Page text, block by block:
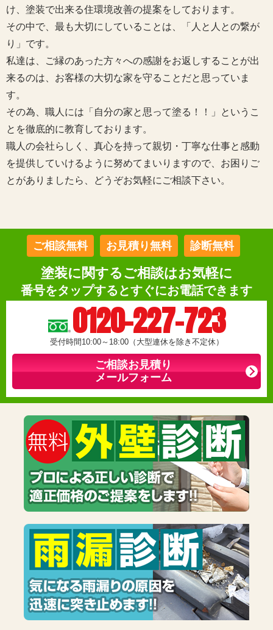
け、塗装で出来る住環境改善の提案をしております。
その中で、最も大切にしていることは、「人と人との繋が
り」です。
私達は、ご縁のあった方々への感謝をお返しすることが出
来るのは、お客様の大切な家を守ることだと思っていま
す。
その為、職人には「自分の家と思って塗る！！」というこ
とを徹底的に教育しております。
職人の会社らしく、真心を持って親切・丁寧な仕事と感動
を提供していけるように努めてまいりますので、お困りご
とがありましたら、どうぞお気軽にご相談下さい。
ご相談無料 お見積り無料 診断無料
塗装に関するご相談はお気軽に
番号をタップするとすぐにお電話できます
0120-227-723
受付時間10:00～18:00（大型連休を除き不定休）
ご相談お見積り
メールフォーム